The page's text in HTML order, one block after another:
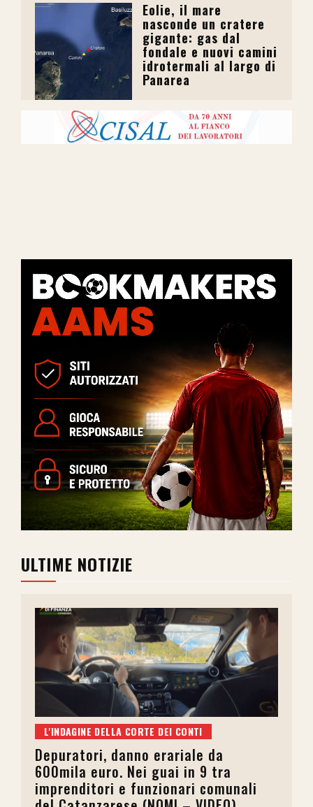
Eolie, il mare
nasconde un cratere
gigante: gas dal
fondale e nuovi camini
idrotermali al largo di
Panarea
ULTIME NOTIZIE
L'INDAGINE DELLA CORTE DEI CONTI
Depuratori, danno erariale da
600mila euro. Nei guai in 9 tra
imprenditori e funzionari comunali